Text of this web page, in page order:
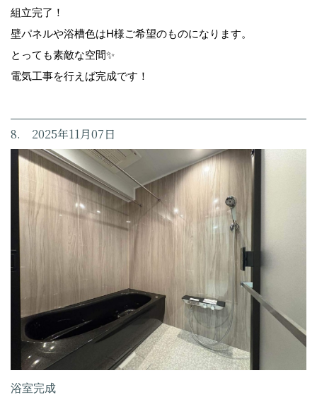
組立完了！
壁パネルや浴槽色はH様ご希望のものになります。
とっても素敵な空間✨️
電気工事を行えば完成です！
8. 2025年11月07日
浴室完成